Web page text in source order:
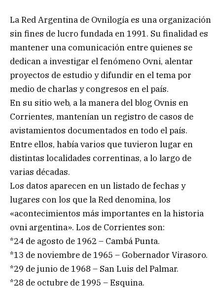
La Red Argentina de Ovnilogía es una organización
sin fines de lucro fundada en 1991. Su finalidad es
mantener una comunicación entre quienes se
dedican a investigar el fenómeno Ovni, alentar
proyectos de estudio y difundir en el tema por
medio de charlas y congresos en el país.
En su sitio web, a la manera del blog Ovnis en
Corrientes, mantenían un registro de casos de
avistamientos documentados en todo el país.
Entre ellos, había varios que tuvieron lugar en
distintas localidades correntinas, a lo largo de
varias décadas.
Los datos aparecen en un listado de fechas y
lugares con los que la Red denomina, los
«acontecimientos más importantes en la historia
ovni argentina». Los de Corrientes son:
*24 de agosto de 1962 – Cambá Punta.
*13 de noviembre de 1965 – Gobernador Virasoro.
*29 de junio de 1968 – San Luis del Palmar.
*28 de octubre de 1995 – Esquina.